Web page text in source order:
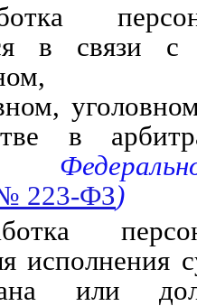
в связи
в
223-ФЗ)
исполнения
или